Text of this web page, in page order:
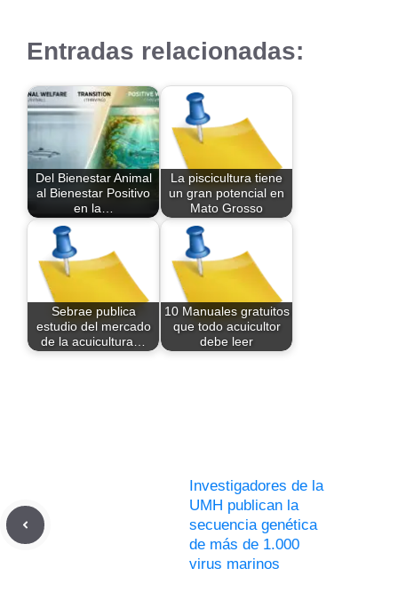
Entradas relacionadas:
Del Bienestar Animal
al Bienestar Positivo
en la…
La piscicultura tiene
un gran potencial en
Mato Grosso
Sebrae publica
estudio del mercado
de la acuicultura…
10 Manuales gratuitos
que todo acuicultor
debe leer
Investigadores de la
UMH publican la
secuencia genética
de más de 1.000
virus marinos